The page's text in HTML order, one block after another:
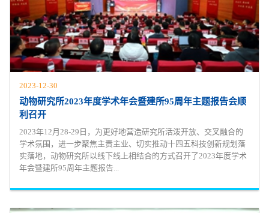
2023-12-30
动物研究所2023年度学术年会暨建所95周年主题报告会顺
利召开
2023年12月28-29日，为更好地营造研究所活泼开放、交叉融合的
学术氛围，进一步聚焦主责主业、切实推动十四五科技创新规划落
实落地，动物研究所以线下线上相结合的方式召开了2023年度学术
年会暨建所95周年主题报告...